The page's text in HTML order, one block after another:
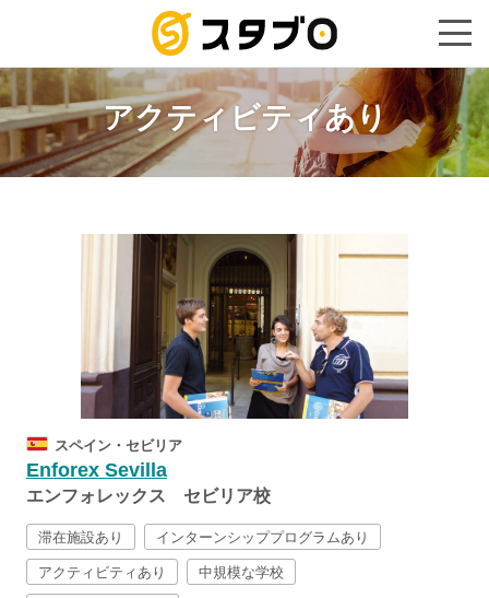
手続き
アクティビティあり
スペイン・セビリア
Enforex Sevilla
エンフォレックス セビリア校
滞在施設あり インターンシッププログラムあり
アクティビティあり 中規模な学校